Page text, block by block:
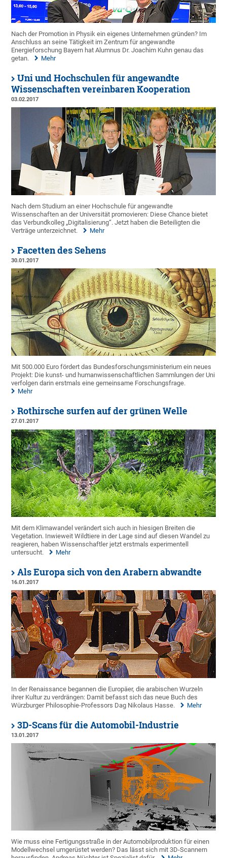
Nach der Promotion in Physik ein eigenes Unternehmen gründen? Im
Anschluss an seine Tätigkeit im Zentrum für angewandte
Energieforschung Bayern hat Alumnus Dr. Joachim Kuhn genau das
getan.
Mehr
Uni und Hochschulen für angewandte
Wissenschaften vereinbaren Kooperation
03.02.2017
Nach dem Studium an einer Hochschule für angewandte
Wissenschaften an der Universität promovieren: Diese Chance bietet
das Verbundkolleg „Digitalisierung“. Jetzt haben die Beteiligten die
Verträge unterzeichnet.
Mehr
Facetten des Sehens
30.01.2017
Mit 500.000 Euro fördert das Bundesforschungsministerium ein neues
Projekt: Die kunst- und humanwissenschaftlichen Sammlungen der Uni
verfolgen darin erstmals eine gemeinsame Forschungsfrage.
Mehr
Rothirsche surfen auf der grünen Welle
27.01.2017
Mit dem Klimawandel verändert sich auch in hiesigen Breiten die
Vegetation. Inwieweit Wildtiere in der Lage sind auf diesen Wandel zu
reagieren, haben Wissenschaftler jetzt erstmals experimentell
untersucht.
Mehr
Als Europa sich von den Arabern abwandte
16.01.2017
In der Renaissance begannen die Europäer, die arabischen Wurzeln
ihrer Kultur zu verdrängen: Damit befasst sich das neue Buch des
Würzburger Philosophie-Professors Dag Nikolaus Hasse.
Mehr
3D-Scans für die Automobil-Industrie
13.01.2017
Wie muss eine Fertigungsstraße in der Automobilproduktion für einen
Modellwechsel umgerüstet werden? Das lässt sich mit 3D-Scannern